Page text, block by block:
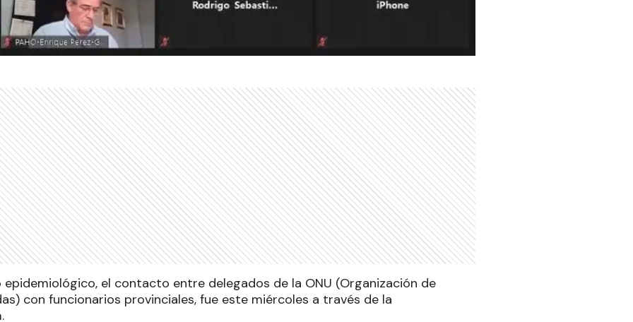
el contacto entre delegados de la ONU (Organización de
con funcionarios provinciales, fue este miércoles a través de la